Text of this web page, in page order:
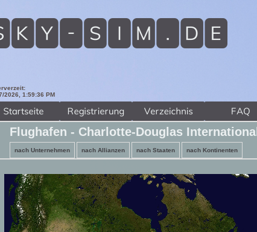
2026, 1:59:38 PM
Flughafen - Charlotte-Douglas International
nach Unternehmen nach Allianzen nach Staaten nach Kontinenten